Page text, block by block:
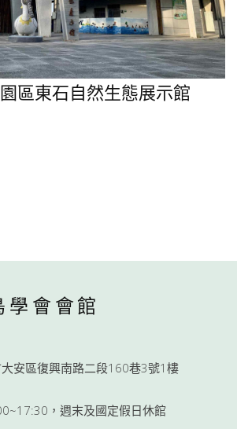
區東石自然生態展示館
學會會館
安區復興南路二段160巷3號1樓
，週末及國定假日休館